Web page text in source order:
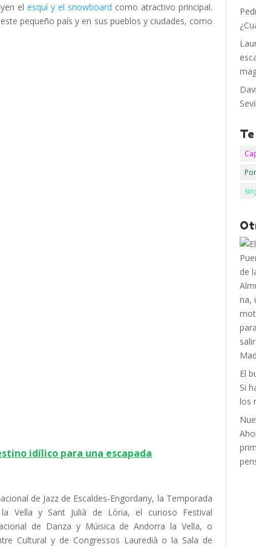
el esquí y el snowboard como atractivo principal.
pequeño país y en sus pueblos y ciudades, como
idílico para una escapada
de Jazz de Escaldes-Engordany, la Temporada
Vella y Sant Julià de Lòria, el curioso Festival
de Danza y Múisica de Andorra la Vella, o
Cultural y de Congressos Lauredià o la Sala de
El
Si
los